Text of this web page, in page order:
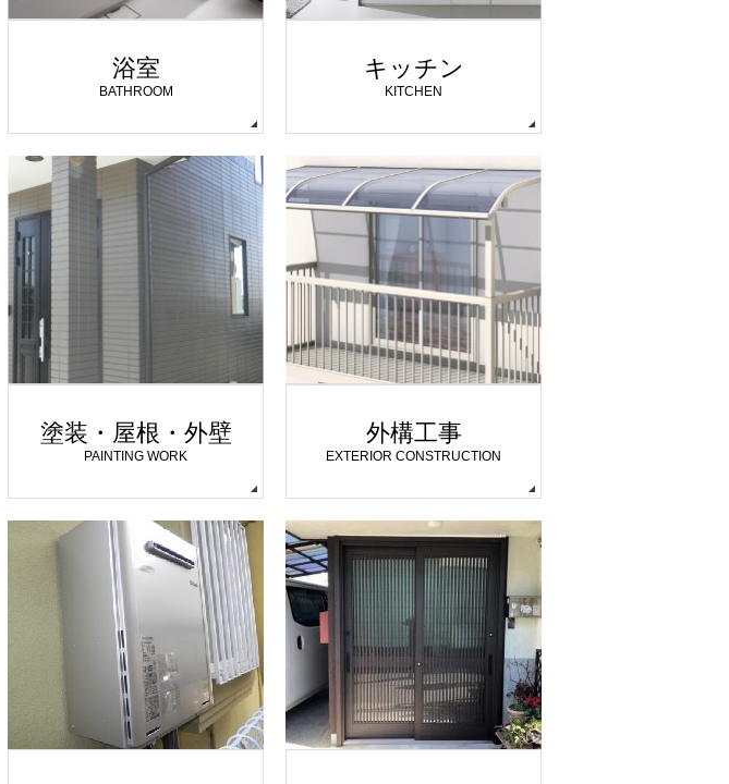
浴室
BATHROOM
キッチン
KITCHEN
塗装・屋根・外壁
PAINTING WORK
外構工事
EXTERIOR CONSTRUCTION